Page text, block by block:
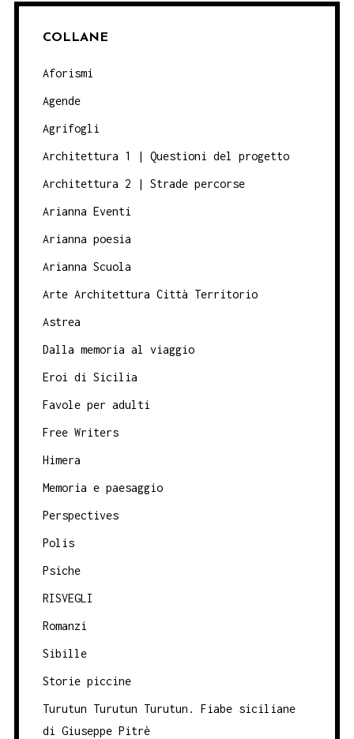
COLLANE
Aforismi
Agende
Agrifogli
Architettura 1 | Questioni del progetto
Architettura 2 | Strade percorse
Arianna Eventi
Arianna poesia
Arianna Scuola
Arte Architettura Città Territorio
Astrea
Dalla memoria al viaggio
Eroi di Sicilia
Favole per adulti
Free Writers
Himera
Memoria e paesaggio
Perspectives
Polis
Psiche
RISVEGLI
Romanzi
Sibille
Storie piccine
Turutun Turutun Turutun. Fiabe siciliane
di Giuseppe Pitrè